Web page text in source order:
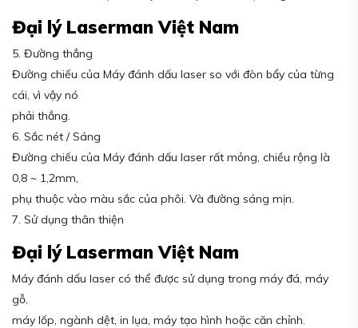
Đại lý Laserman Việt Nam
5. Đường thẳng
Đường chiếu của Máy đánh dấu laser so với đòn bẩy của từng
cái, vì vậy nó
phải thẳng.
6. Sắc nét / Sáng
Đường chiếu của Máy đánh dấu laser rất mỏng, chiều rộng là
0,8 ~ 1,2mm,
phụ thuộc vào màu sắc của phôi. Và đường sáng mịn.
7. Sử dụng thân thiện
Đại lý Laserman Việt Nam
Máy đánh dấu laser có thể được sử dụng trong máy đá, máy
gỗ,
máy lốp, ngành dệt, in lụa, máy tạo hình hoặc căn chỉnh.